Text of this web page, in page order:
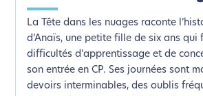
La Tête dans les nuages raconte
d’Anaïs, une petite fille de six ans qui
difficultés d’apprentissage et de
son entrée en CP. Ses journées sont
devoirs interminables, des oublis